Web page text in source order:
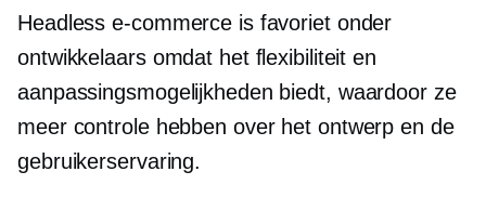
Headless e-commerce is favoriet onder
ontwikkelaars omdat het flexibiliteit en
aanpassingsmogelijkheden biedt, waardoor ze
meer controle hebben over het ontwerp en de
gebruikerservaring.